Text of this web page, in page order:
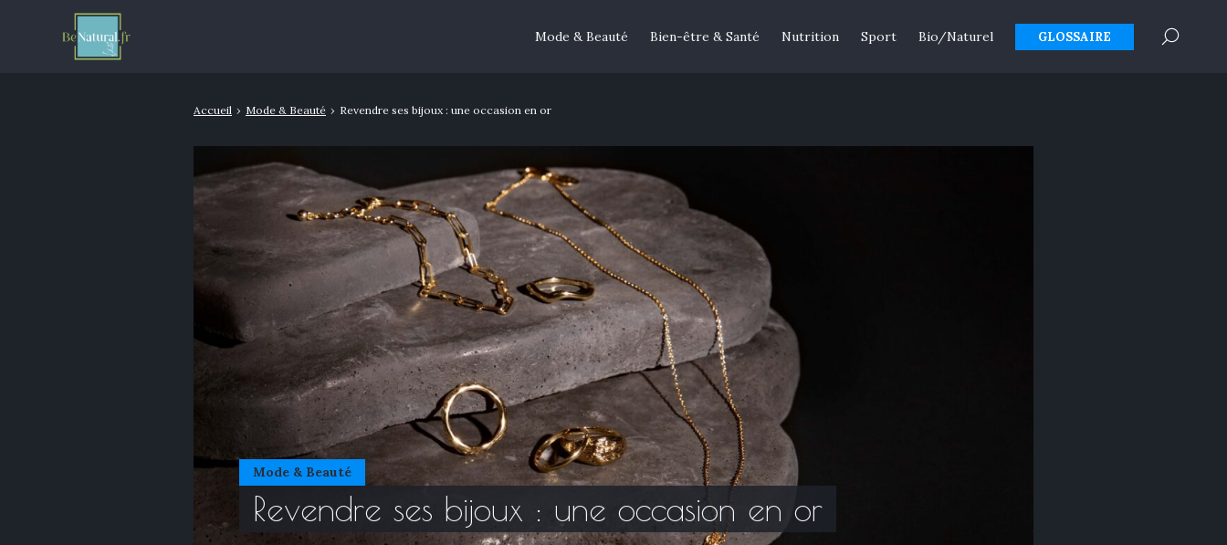
Mode & Beauté
Revendre ses bijoux : une occasion en or
Accueil › Mode & Beauté › Revendre ses bijoux : une occasion en or
Mode & Beauté Bien-être & Santé Nutrition Sport Bio/Naturel GLOSSAIRE
Rechercher